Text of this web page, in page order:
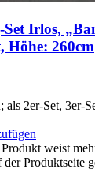
Set Irlos,
Höhe: 260cm
als 2er-Set, 3er-
weist
Produktseite